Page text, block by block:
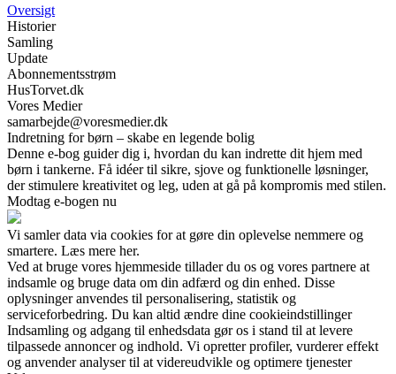
Oversigt
Historier
Samling
Update
Abonnementsstrøm
HusTorvet.dk
Vores Medier
samarbejde@voresmedier.dk
Indretning for børn – skabe en legende bolig
Denne e-bog guider dig i, hvordan du kan indrette dit hjem med
børn i tankerne. Få idéer til sikre, sjove og funktionelle løsninger,
der stimulere kreativitet og leg, uden at gå på kompromis med stilen.
Modtag e-bogen nu
Vi samler data via cookies for at gøre din oplevelse nemmere og
smartere. Læs mere her.
Ved at bruge vores hjemmeside tillader du os og vores partnere at
indsamle og bruge data om din adfærd og din enhed. Disse
oplysninger anvendes til personalisering, statistik og
serviceforbedring. Du kan altid ændre dine cookieindstillinger
Indsamling og adgang til enhedsdata gør os i stand til at levere
tilpassede annoncer og indhold. Vi opretter profiler, vurderer effekt
og anvender analyser til at videreudvikle og optimere tjenester